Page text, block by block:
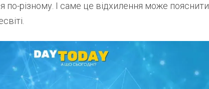
по-різному. І саме це відхилення може пояснити